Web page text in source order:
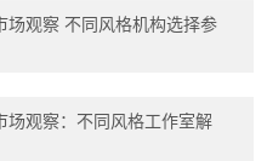
场观察 不同风格机构选择参
场观察：不同风格工作室解